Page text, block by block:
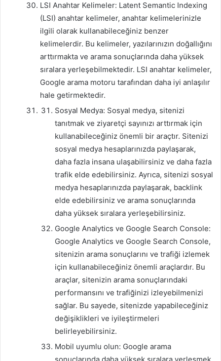
LSI Anahtar Kelimeler: Latent Semantic Indexing
(LSI) anahtar kelimeler, anahtar kelimelerinizle
ilgili olarak kullanabileceğiniz benzer
kelimelerdir. Bu kelimeler, yazılarınızın doğallığını
arttırmakta ve arama sonuçlarında daha yüksek
sıralara yerleşebilmektedir. LSI anahtar kelimeler,
Google arama motoru tarafından daha iyi anlaşılır
hale getirmektedir.
Sosyal Medya: Sosyal medya, sitenizi
tanıtmak ve ziyaretçi sayınızı arttırmak için
kullanabileceğiniz önemli bir araçtır. Sitenizi
sosyal medya hesaplarınızda paylaşarak,
daha fazla insana ulaşabilirsiniz ve daha fazla
trafik elde edebilirsiniz. Ayrıca, sitenizi sosyal
medya hesaplarınızda paylaşarak, backlink
elde edebilirsiniz ve arama sonuçlarında
daha yüksek sıralara yerleşebilirsiniz.
Google Analytics ve Google Search Console:
Google Analytics ve Google Search Console,
sitenizin arama sonuçlarını ve trafiği izlemek
için kullanabileceğiniz önemli araçlardır. Bu
araçlar, sitenizin arama sonuçlarındaki
performansını ve trafiğinizi izleyebilmenizi
sağlar. Bu sayede, sitenizde yapabileceğiniz
değişiklikleri ve iyileştirmeleri
belirleyebilirsiniz.
Mobil uyumlu olun: Google arama